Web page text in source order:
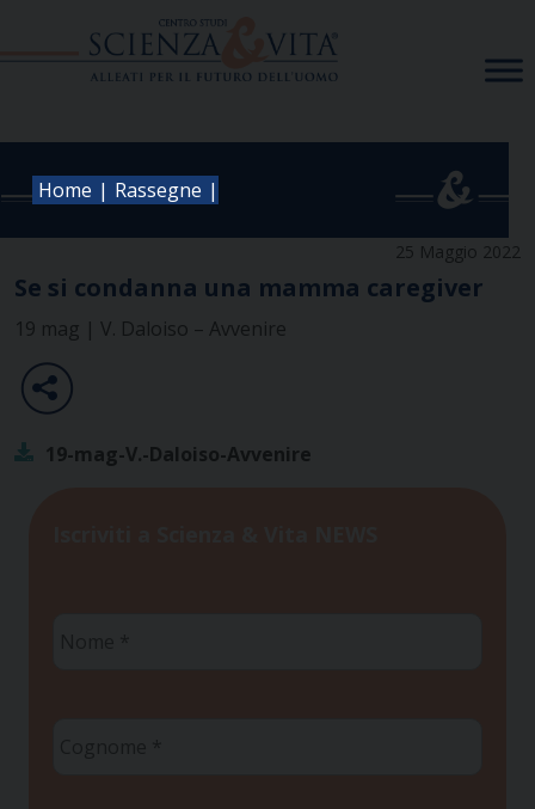
Home | Rassegne |
25 Maggio 2022
Se si condanna una mamma caregiver
19 mag | V. Daloiso – Avvenire
19-mag-V.-Daloiso-Avvenire